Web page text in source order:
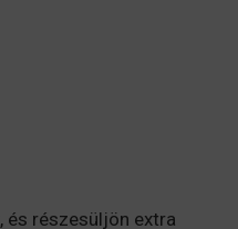
és részesüljön extra